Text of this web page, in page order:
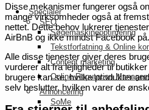
Specialer
SEO
Søgemaskineoptimering
Tekstforfatning & Online
Content marketing
Online Reputation
Annoncering
SoMe
Disse mekanismer fungerer også
mange virksomheder også at
nettet. Dette behov lukrerer
AirBnB og ikke mindst Facebook på.
Alle disse tjenester giver deres
vurderer alt fra lejligheder til
brugere kan se, hvilke produkter
selv beslutter, hvilken varer de